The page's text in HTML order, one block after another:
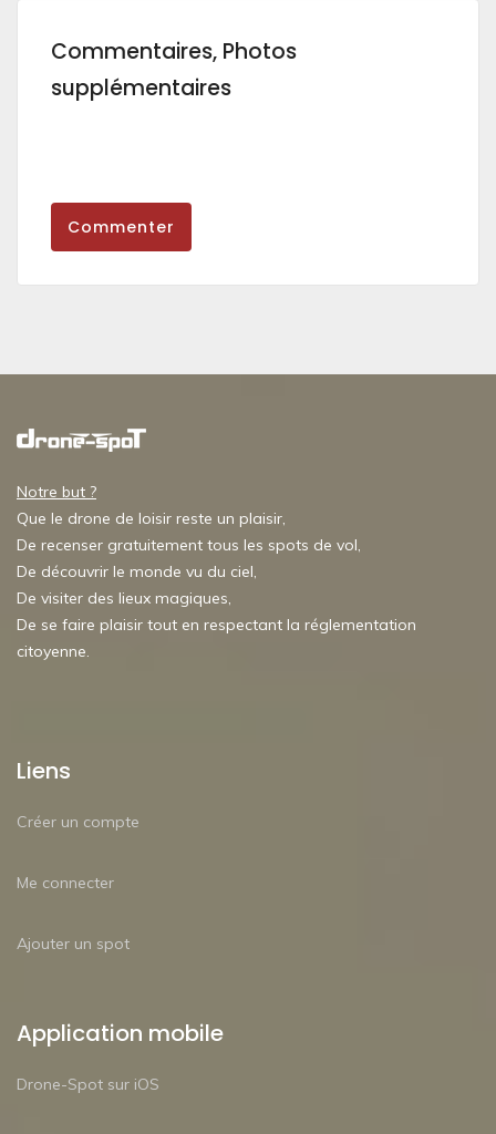
Commentaires, Photos
supplémentaires
Commenter
Notre but ?
Que le drone de loisir reste un plaisir,
De recenser gratuitement tous les spots de vol,
De découvrir le monde vu du ciel,
De visiter des lieux magiques,
De se faire plaisir tout en respectant la réglementation
citoyenne.
Liens
Créer un compte
Me connecter
Ajouter un spot
Application mobile
Drone-Spot sur iOS